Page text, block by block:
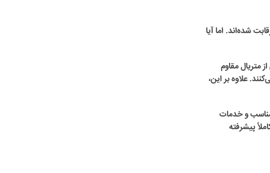
شده‌اند. اما آیا
متریال مقاوم
علاوه بر این،
مناسب و خدمات
پیشرفته